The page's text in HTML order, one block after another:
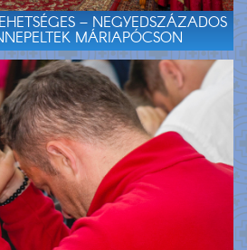
– NEGYEDSZÁZADOS
MÁRIAPÓCSON